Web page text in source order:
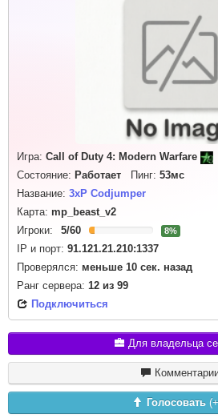
Игра: Call of Duty 4: Modern Warfare
Состояние: Работает Пинг: 53мс
Название: 3xP Codjumper
Карта: mp_beast_v2
Игроки:
5/60 8%
IP и порт: 91.121.21.210:1337
Проверялся: меньше 10 сек. назад
Ранг сервера: 12 из 99
Подключиться
Для владельца
Голосовать(+